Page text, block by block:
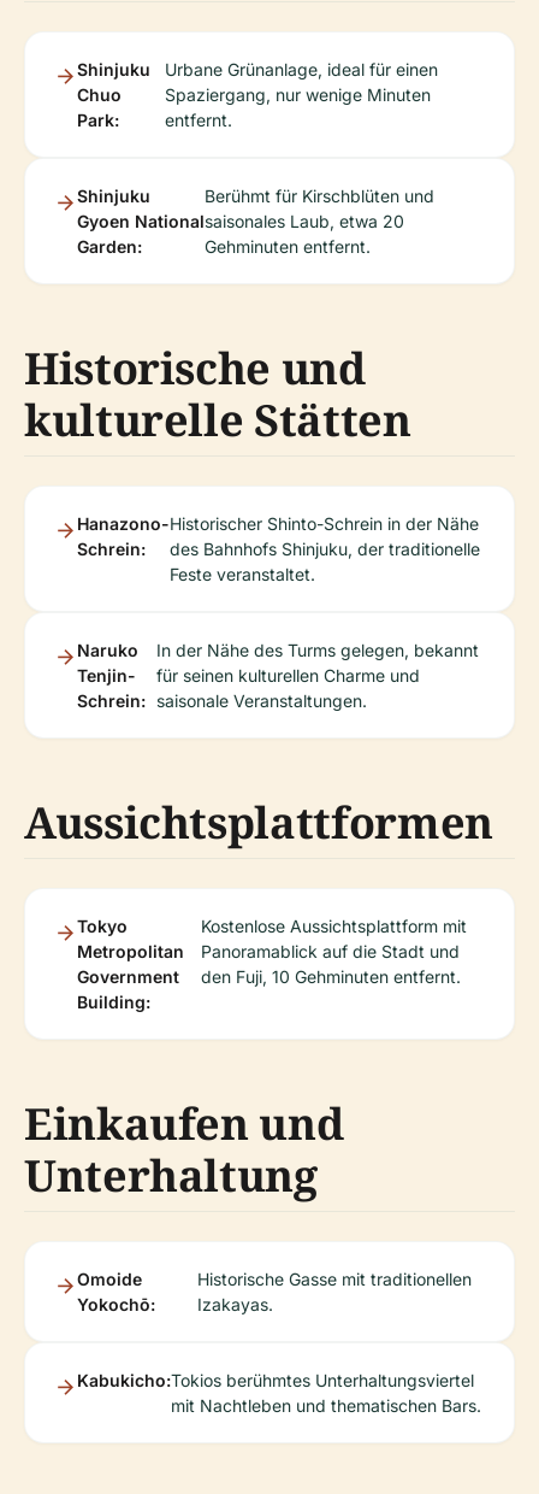
Shinjuku
Chuo
Park:
Urbane Grünanlage, ideal für einen
Spaziergang, nur wenige Minuten
entfernt.
Shinjuku
Gyoen National
Garden:
Berühmt für Kirschblüten und
saisonales Laub, etwa 20
Gehminuten entfernt.
Historische und
kulturelle Stätten
Hanazono-
Schrein:
Historischer Shinto-Schrein in der Nähe
des Bahnhofs Shinjuku, der traditionelle
Feste veranstaltet.
Naruko
Tenjin-
Schrein:
In der Nähe des Turms gelegen, bekannt
für seinen kulturellen Charme und
saisonale Veranstaltungen.
Aussichtsplattformen
Tokyo
Metropolitan
Government
Building:
Kostenlose Aussichtsplattform mit
Panoramablick auf die Stadt und
den Fuji, 10 Gehminuten entfernt.
Einkaufen und
Unterhaltung
Omoide
Yokochō:
Historische Gasse mit traditionellen
Izakayas.
Kabukicho:Tokios berühmtes Unterhaltungsviertel
mit Nachtleben und thematischen Bars.